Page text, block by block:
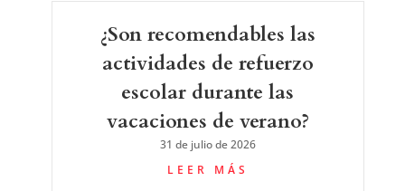
¿Son recomendables las
actividades de refuerzo
escolar durante las
vacaciones de verano?
31 de julio de 2026
LEER MÁS